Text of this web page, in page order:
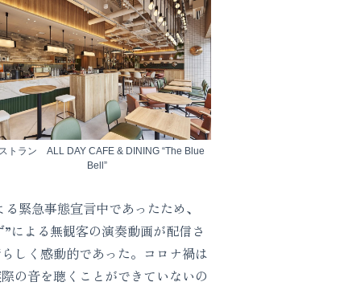
トラン ALL DAY CAFE & DINING “The Blue
Bell”
緊急事態宣言中であったため、
による無観客の演奏動画が配信さ
しく感動的であった。コロナ禍は
の音を聴くことができていないの